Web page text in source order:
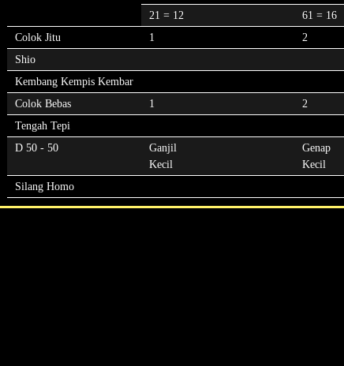
21 = 12
61 = 16
Colok Jitu
1 2
Shio
Kembang Kempis Kembar
Colok Bebas
1 2
Tengah Tepi
D 50 - 50
Ganjil
Kecil
Genap
Kecil
Silang Homo